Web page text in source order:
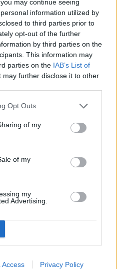
may continue seeing
information utilized by
to third parties prior to
opt-out of the further
by third parties on the
This information may
parties on the IAB’s List of
may further disclose it to other
Opt Outs
of my
of my
my
Advertising.
Access Privacy Policy